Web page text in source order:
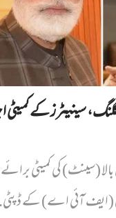
سینیٹرز کے کمیٹی
(سینٹ) کی کمیٹی برائے
(ایف آئی اے) کے